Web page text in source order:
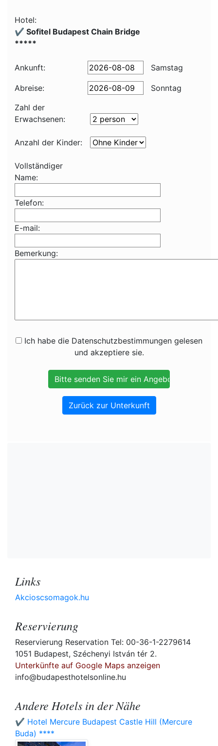
Hotel:
✔️ Sofitel Budapest Chain Bridge
*****
Ankunft: Samstag
Abreise:
Sonntag
Zahl der
Erwachsenen:
Anzahl der Kinder:
Vollständiger
Name:
Telefon:
E-mail:
Bemerkung:
Ich habe die Datenschutzbestimmungen gelesen
und akzeptiere sie.
Zurück zur Unterkunft
Links
Akcioscsomagok.hu
Reservierung
Reservierung Reservation Tel: 00-36-1-2279614
1051 Budapest, Széchenyi István tér 2.
Unterkünfte auf Google Maps anzeigen
info@budapesthotelsonline.hu
Andere Hotels in der Nähe
✔️ Hotel Mercure Budapest Castle Hill (Mercure
Buda) ****